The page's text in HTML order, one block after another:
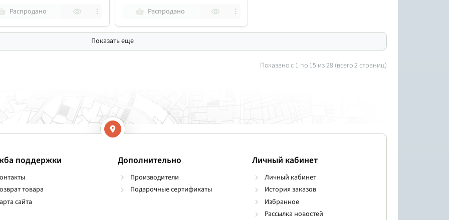
Распродано Распродано
Показать еще
Показано с 1 по 15 из 28 (всего 2 страниц)
поддержки
товара
сайта
Дополнительно
Производители
Подарочные сертификаты
Личный кабинет
Личный кабинет
История заказов
Избранное
Рассылка новостей